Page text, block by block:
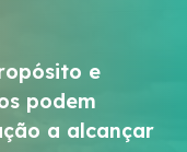
e
podem
a alcançar